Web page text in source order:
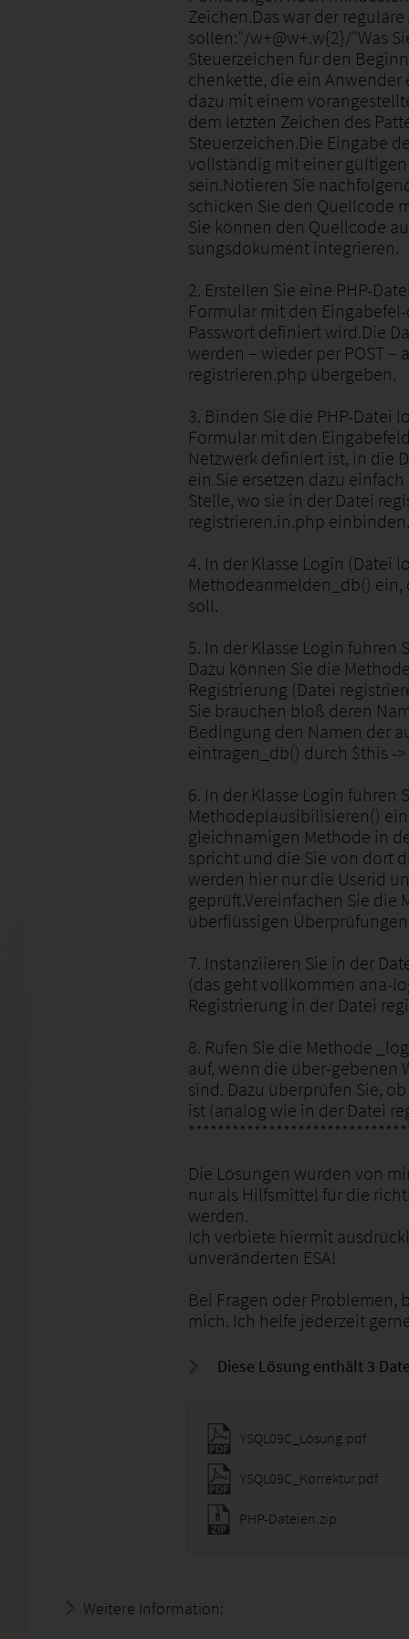
Zeichen.Das war der
sollen:"/w+@w+.w{2}/"Was
Steuerzeichen für den
chenkette, die ein
dazu mit einem
dem letzten Zeichen des
Steuerzeichen.Die Eingabe
vollständig mit einer
sein.Notieren Sie
schicken Sie den Quellcode
Sie können den Quellcode
sungsdokument integrieren.
2. Erstellen Sie eine PHP-
Formular mit den
Passwort definiert wird.Die
werden – wieder per POST
registrieren.php übergeben.
3. Binden Sie die PHP-Datei
Formular mit den
Netzwerk definiert ist, in die
ein.Sie ersetzen dazu
Stelle, wo sie in der Datei
registrieren.in.php einbinden.
4. In der Klasse Login (Datei
Methodeanmelden_db()
soll.
5. In der Klasse Login führen
Dazu können Sie die
Registrierung (Datei
Sie brauchen bloß deren
Bedingung den Namen der
eintragen_db() durch $this -
6. In der Klasse Login führen
Methodeplausibilisieren()
gleichnamigen Methode in
spricht und die Sie von dort
werden hier nur die Userid
geprüft.Vereinfachen Sie die
überflüssigen
7. Instanziieren Sie in der
(das geht vollkommen ana-
Registrierung in der Datei
8. Rufen Sie die Methode
auf, wenn die über-gebenen
sind. Dazu überprüfen Sie,
ist (analog wie in der Datei
Die Lösungen wurden von
nur als Hilfsmittel für die
werden.
Ich verbiete hiermit
unveränderten ESA!
Bei Fragen oder Problemen,
mich. Ich helfe jederzeit
Diese Lösung enthält 3
YSQL09C_Lösung.pdf
YSQL09C_Korrektur.pdf
PHP-Dateien.zip
Weitere Information: